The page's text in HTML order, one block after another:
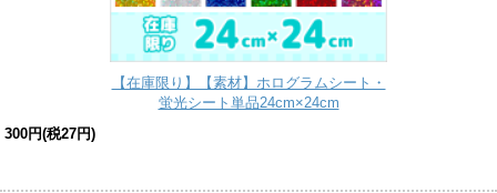
【在庫限り】【素材】ホログラムシート・
蛍光シート単品24cm×24cm
300円(税27円)